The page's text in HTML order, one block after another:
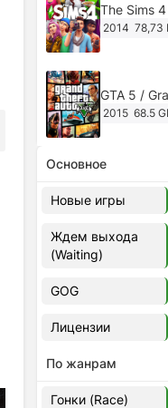
The Sims 4
2014 78,73
GTA 5 /
2015 68.5
Ghost of
2024
Cyberpunk
49.4
Ghost of
Основное
Новые игры
Ждем выхода
(Waiting)
GOG
Лицензии
По жанрам
Гонки (Race)